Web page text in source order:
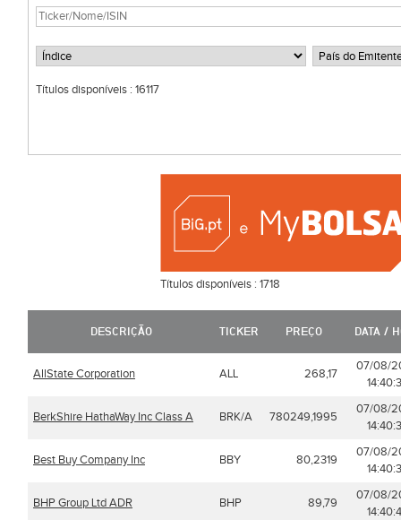
Títulos disponíveis : 16117
Títulos disponíveis :1718
DESCRIÇÃO TICKER PREÇO DATA /
AllState Corporation ALL 268,17
07/08/
BerkShire HathaWay Inc Class A BRK/A 780249,1995
07/08/
Best Buy Company Inc BBY 80,2319
07/08/
BHP Group Ltd ADR BHP 89,79
07/08/